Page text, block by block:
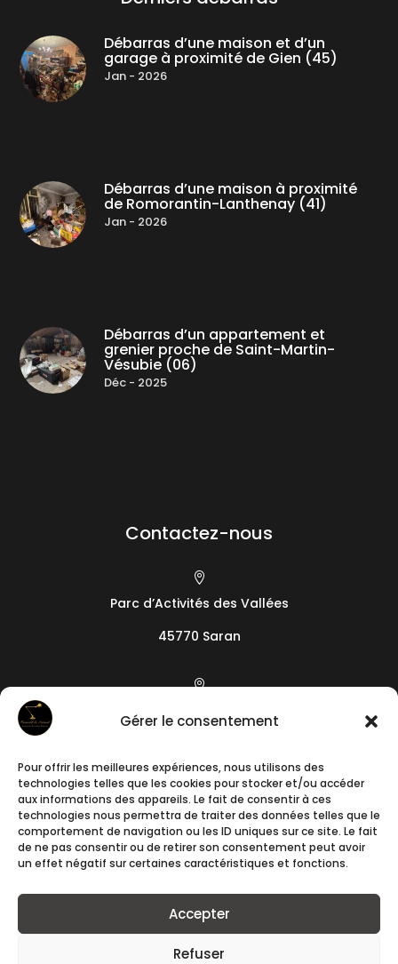
Gérer le consentement
Pour offrir les meilleures expériences, nous utilisons des
technologies telles que les cookies pour stocker et/ou accéder
aux informations des appareils. Le fait de consentir à ces
technologies nous permettra de traiter des données telles que le
comportement de navigation ou les ID uniques sur ce site. Le fait
de ne pas consentir ou de retirer son consentement peut avoir
un effet négatif sur certaines caractéristiques et fonctions.
Accepter
Refuser
Débarras d’une maison et d’un
garage à proximité de Gien (45)
Jan - 2026
Débarras d’une maison à proximité
de Romorantin-Lanthenay (41)
Jan - 2026
Débarras d’un appartement et
grenier proche de Saint-Martin-
Vésubie (06)
Déc - 2025
Contactez-nous

Parc d’Activités des Vallées
45770 Saran

19 camin de l’Arieta

+33788241640

contact@romuald-et-samuel.fr